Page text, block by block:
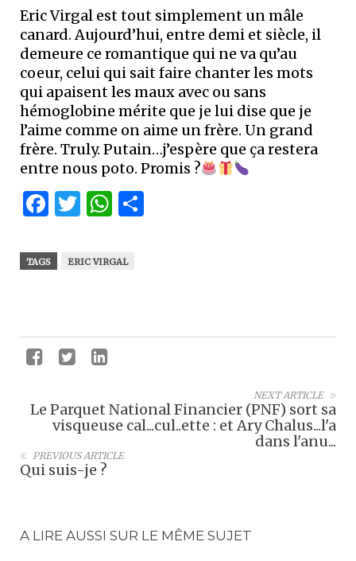
Eric Virgal est tout simplement un mâle
canard. Aujourd’hui, entre demi et siècle, il
demeure ce romantique qui ne va qu’au
coeur, celui qui sait faire chanter les mots
qui apaisent les maux avec ou sans
hémoglobine mérite que je lui dise que je
l’aime comme on aime un frère. Un grand
frère. Truly. Putain…j’espère que ça restera
entre nous poto. Promis ?
Facebook
Twitter
WhatsApp
TAGS ERIC VIRGAL
NEXT ARTICLE
Le Parquet National Financier (PNF) sort sa
visqueuse cal...cul..ette : et Ary Chalus...l'a
dans l'anu...
PREVIOUS ARTICLE
Qui suis-je ?
A LIRE AUSSI SUR LE MÊME SUJET